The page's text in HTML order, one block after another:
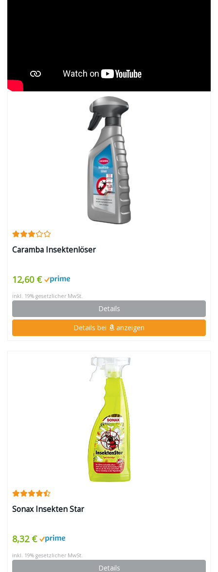
Caramba Insektenlöser
12,60 €
inkl. 19% gesetzlicher MwSt.
Details
Details bei anzeigen
Sonax Insekten Star
8,32 €
inkl. 19% gesetzlicher MwSt.
Details